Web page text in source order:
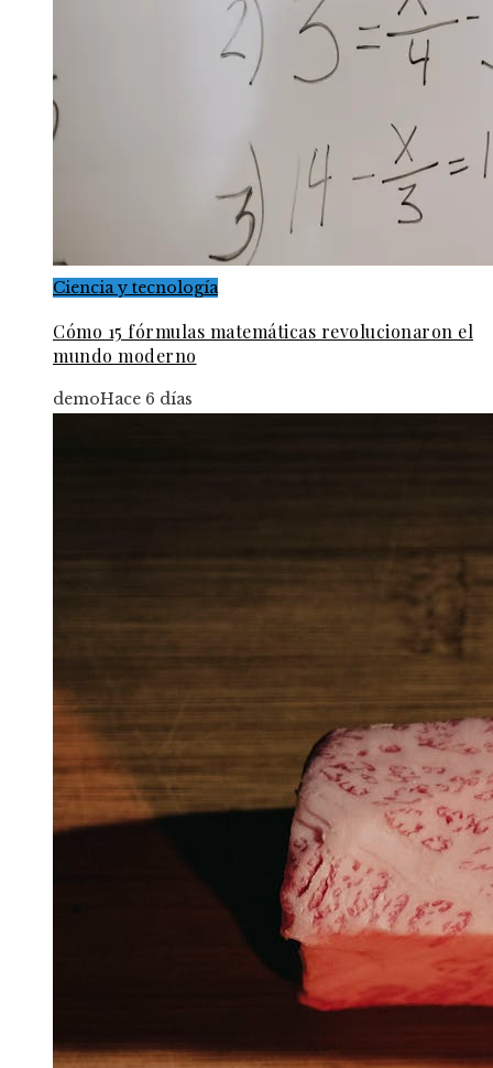
Ciencia y tecnología
Cómo 15 fórmulas matemáticas revolucionaron el
mundo moderno
demoHace 6 días